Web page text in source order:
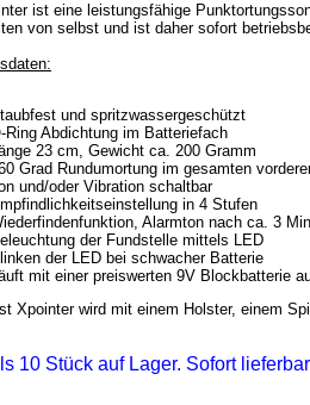
ist eine leistungsfähige
von selbst und ist daher sofort
und spritzwassergeschützt
Ring Abdichtung im Batteriefach
23 cm, Gewicht ca. 200 Gramm
Grad Rundumortung im gesamten
und/oder Vibration schaltbar
in 4 Stufen
Alarmton nach ca. 3
der Fundstelle mittels LED
der LED bei schwacher Batterie
mit einer preiswerten 9V Blockbatterie
Xpointer wird mit einem Holster, einem
10 Stück auf Lager. Sofort